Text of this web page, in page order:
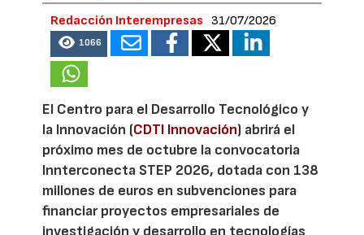
Redacción Interempresas 31/07/2026
1066
El Centro para el Desarrollo Tecnológico y
la Innovación (CDTI Innovación) abrirá el
próximo mes de octubre la convocatoria
Innterconecta STEP 2026, dotada con 138
millones de euros en subvenciones para
financiar proyectos empresariales de